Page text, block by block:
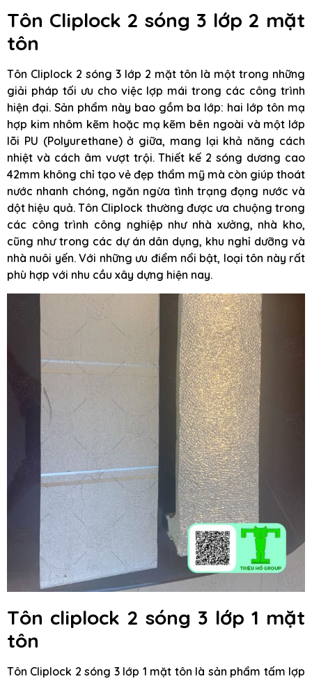
Tôn Cliplock 2 sóng 3 lớp 2 mặt
tôn
Tôn Cliplock 2 sóng 3 lớp 2 mặt tôn là một trong những
giải pháp tối ưu cho việc lợp mái trong các công trình
hiện đại. Sản phẩm này bao gồm ba lớp: hai lớp tôn mạ
hợp kim nhôm kẽm hoặc mạ kẽm bên ngoài và một lớp
lõi PU (Polyurethane) ở giữa, mang lại khả năng cách
nhiệt và cách âm vượt trội. Thiết kế 2 sóng dương cao
42mm không chỉ tạo vẻ đẹp thẩm mỹ mà còn giúp thoát
nước nhanh chóng, ngăn ngừa tình trạng đọng nước và
dột hiệu quả. Tôn Cliplock thường được ưa chuộng trong
các công trình công nghiệp như nhà xưởng, nhà kho,
cũng như trong các dự án dân dụng, khu nghỉ dưỡng và
nhà nuôi yến. Với những ưu điểm nổi bật, loại tôn này rất
phù hợp với nhu cầu xây dựng hiện nay.
Tôn cliplock 2 sóng 3 lớp 1 mặt
tôn
Tôn Cliplock 2 sóng 3 lớp 1 mặt tôn là sản phẩm tấm lợp